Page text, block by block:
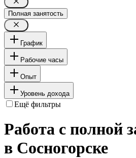
Полная занятость
График
Рабочие часы
Опыт
Уровень дохода
Ещё фильтры
Работа с полной
в Сосногорске